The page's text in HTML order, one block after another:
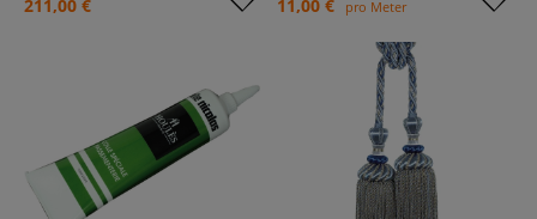
211,00 € 11,00 € pro Meter